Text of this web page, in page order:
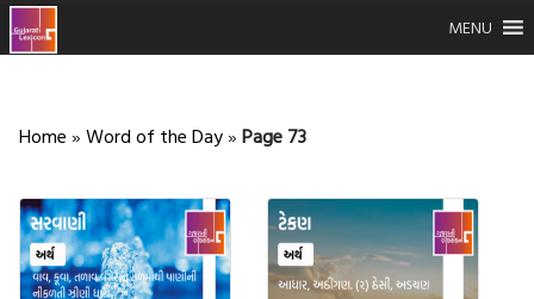
MENU
Home » Word of the Day» Page 73